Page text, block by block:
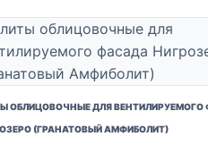
ОБЛИЦОВОЧНЫЕ ДЛЯ
(ГРАНАТОВЫЙ АМФИБОЛИТ)